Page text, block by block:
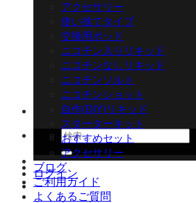
検
索
対
象:
ログイン
アクセサリー
使い捨てタイプ
交換用ポッド
ニコチン入りリキッド
ニコチンなしリキッド
ニコチンソルト
ニコチンショット
自作(DIY)リキッド
スターターキット
おすすめセット
アクセサリー
ブログ
ご利用ガイド
よくあるご質問